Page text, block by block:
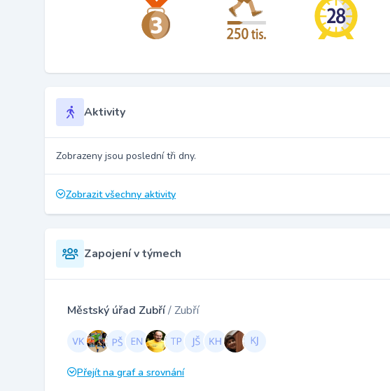
Aktivity
Zobrazeny jsou poslední tři dny.
Zobrazit všechny aktivity
Zapojení v týmech
Městský úřad Zubří/ Zubří
Přejít na graf a srovnání